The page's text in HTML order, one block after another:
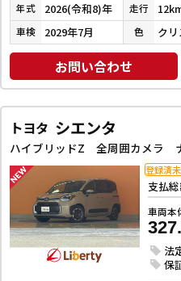
年式 2026(令和8)年 走行
車検 2029年7月 色
お問い合わせ
トヨタ シエンタ
支払
車両本
法
保
登録済